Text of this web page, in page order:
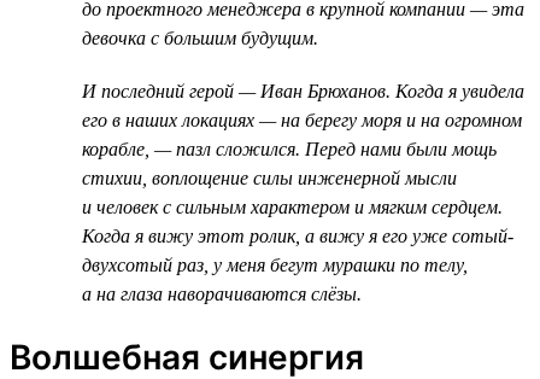
до проектного менеджера в крупной компании — эта
девочка с большим будущим.
И последний герой — Иван Брюханов. Когда я увидела
его в наших локациях — на берегу моря и на огромном
корабле, — пазл сложился. Перед нами были мощь
стихии, воплощение силы инженерной мысли
и человек с сильным характером и мягким сердцем.
Когда я вижу этот ролик, а вижу я его уже сотый-
двухсотый раз, у меня бегут мурашки по телу,
а на глаза наворачиваются слёзы.
Волшебная синергия